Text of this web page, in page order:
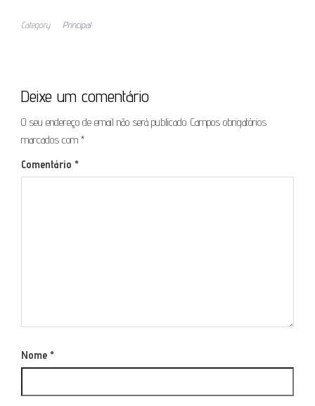
Category Principal
Deixe um comentário
O seu endereço de email não será publicado. Campos obrigatórios
marcados com *
Comentário *
Nome *